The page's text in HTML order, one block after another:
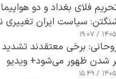
فلای بغداد و دو
سیاست ایران تغییری
برخی معتقدند
شدن ظهور می‌شود+ ویدیو